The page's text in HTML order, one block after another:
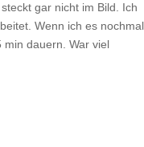
gar nicht im Bild. Ich
Wenn ich es nochmal
dauern. War viel